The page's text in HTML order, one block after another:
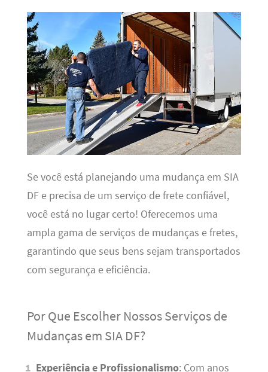
Se você está planejando uma mudança em SIA
DF e precisa de um serviço de frete confiável,
você está no lugar certo! Oferecemos uma
ampla gama de serviços de mudanças e fretes,
garantindo que seus bens sejam transportados
com segurança e eficiência.
Por Que Escolher Nossos Serviços de
Mudanças em SIA DF?
Experiência e Profissionalismo: Com anos